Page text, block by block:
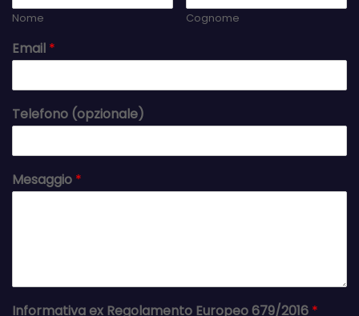
Nome Cognome
Email *
Telefono (opzionale)
Mesaggio *
Informativa ex Regolamento Europeo 679/2016 *